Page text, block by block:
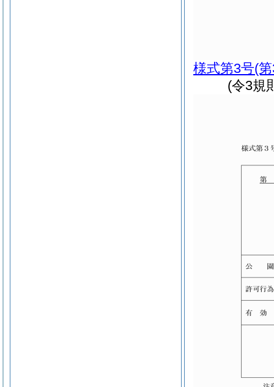
様式第3号(
(令3規